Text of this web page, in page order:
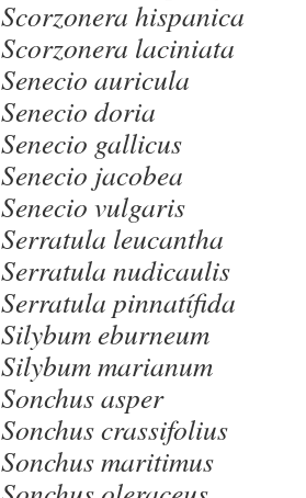
Scorzonera hispanica
Scorzonera laciniata
Senecio auricula
Senecio doria
Senecio gallicus
Senecio jacobea
Senecio vulgaris
Serratula leucantha
Serratula nudicaulis
Serratula pinnatífida
Silybum eburneum
Silybum marianum
Sonchus asper
Sonchus crassifolius
Sonchus maritimus